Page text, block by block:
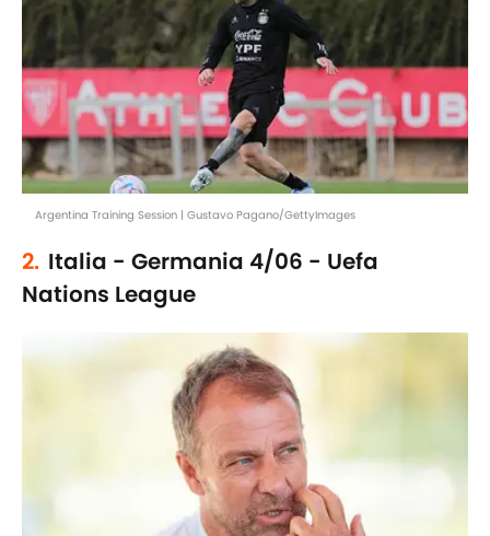
Argentina Training Session | Gustavo Pagano/GettyImages
2. Italia - Germania 4/06 - Uefa
Nations League